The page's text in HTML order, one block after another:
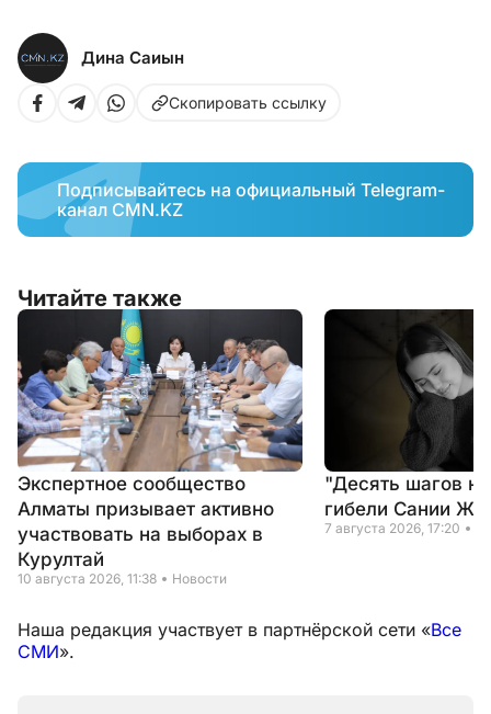
Дина Саиын
Скопировать ссылку
Подписывайтесь на официальный Telegram-
канал CMN.KZ
Читайте также
Экспертное сообщество
Алматы призывает активно
участвовать на выборах в
Курултай
10 августа 2026, 11:38 Новости
"Десять шагов
гибели Сании
7 августа 2026, 17:20
Наша редакция участвует в партнёрской сети «Все
СМИ».